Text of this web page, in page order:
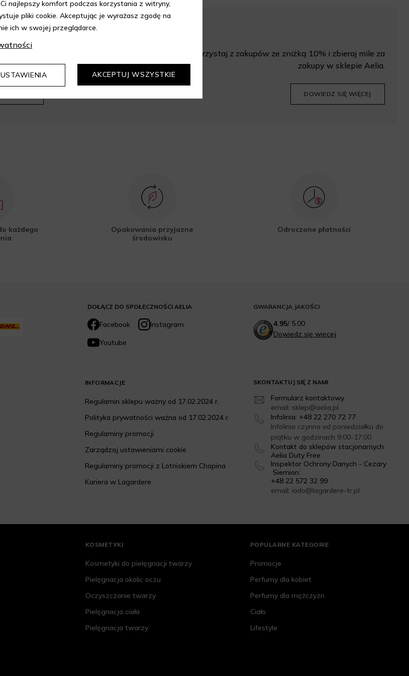
z
rabatem.
Korzystaj z zakupów ze zniżką 10% i zbieraj mile za
zakupy w sklepie Aelia.
DOWIEDZ SIĘ WIĘCEJ
każdego
Opakowania przyjazne
środowisku
Odroczone płatności
DOŁĄCZ DO SPOŁECZNOŚCI AELIA
Facebook
Instagram
Youtube
SKONTAKTUJ SIĘ Z NAMI
Formularz kontaktowy
email: sklep@aelia.pl
Infolinia: +48 22 270 72 77
Infolinia czynna od poniedziałku do
piątku w godzinach 9:00-17:00
Kontakt do sklepów stacjonarnych
Aelia Duty Free
Inspektor Ochrony Danych - Cezary
Siemion:
+48 22 572 32 99
email: iodo@lagardere-tr.pl
INFORMACJE
Regulamin sklepu ważny od 17.02.2024 r.
Polityka prywatności ważna od 17.02.2024 r.
Regulaminy promocji
Zarządzaj ustawieniami cookie
Regulaminy promocji z Lotniskiem Chopina
Kariera w Lagardere
GWARANCJA JAKOŚCI
4.95/5.00
Dowiedz się więcej
KOSMETYKI
Kosmetyki do pielęgnacji twarzy
Pielęgnacja okolic oczu
Oczyszczanie twarzy
Pielęgnacja ciała
Pielęgnacja twarzy
POPULARNE KATEGORIE
Promocje
Perfumy dla kobiet
Perfumy dla mężczyzn
Ciało
Lifestyle
najlepszy komfort podczas korzystania z witryny,
pliki cookie. Akceptując je wyrażasz zgodę na
ich w swojej przeglądarce.
AKCEPTUJ WSZYSTKIE